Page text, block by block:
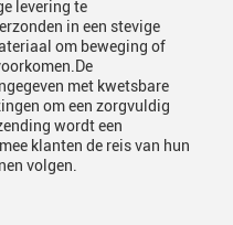
levering te
in een stevige
om beweging of
met kwetsbare
om een zorgvuldig
wordt een
klanten de reis van hun
volgen.